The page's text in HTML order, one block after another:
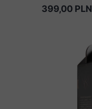
399,00 PLN